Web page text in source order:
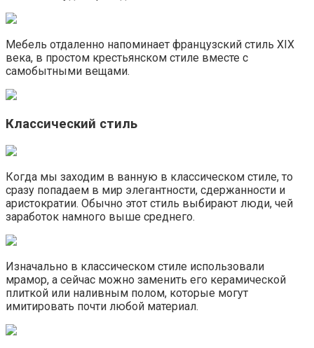
Мебель отдаленно напоминает французский стиль XIX
века, в простом крестьянском стиле вместе с
самобытными вещами.
Классический стиль
Когда мы заходим в ванную в классическом стиле, то
сразу попадаем в мир элегантности, сдержанности и
аристократии. Обычно этот стиль выбирают люди, чей
заработок намного выше среднего.
Изначально в классическом стиле использовали
мрамор, а сейчас можно заменить его керамической
плиткой или наливным полом, которые могут
имитировать почти любой материал.